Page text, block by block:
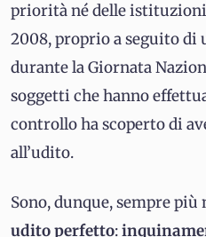
priorità né delle
2008, proprio a seguito
durante la Giornata
soggetti che hanno
controllo ha scoperto di
all’udito.
Sono, dunque, sempre
udito perfetto: